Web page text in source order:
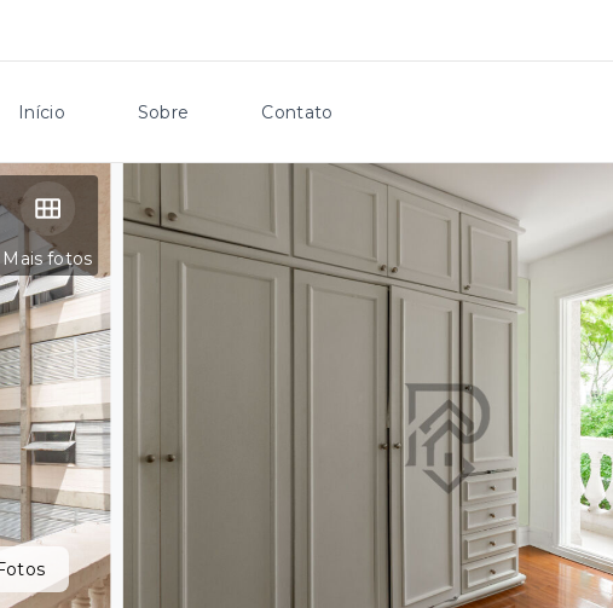
Início Sobre Contato
Mais fotos